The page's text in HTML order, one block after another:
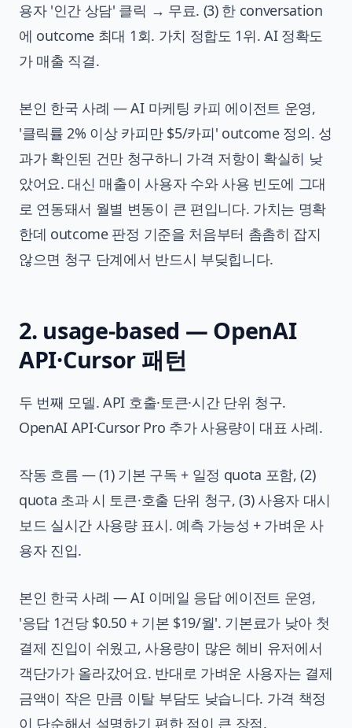
용자 '인간 상담' 클릭 → 무료. (3) 한 conversation
에 outcome 최대 1회. 가치 정합도 1위. AI 정확도
가 매출 직결.
본인 한국 사례 — AI 마케팅 카피 에이전트 운영,
'클릭률 2% 이상 카피만 $5/카피' outcome 정의. 성
과가 확인된 건만 청구하니 가격 저항이 확실히 낮
았어요. 대신 매출이 사용자 수와 사용 빈도에 그대
로 연동돼서 월별 변동이 큰 편입니다. 가치는 명확
한데 outcome 판정 기준을 처음부터 촘촘히 잡지
않으면 청구 단계에서 반드시 부딪힙니다.
2. usage-based — OpenAI
API·Cursor 패턴
두 번째 모델. API 호출·토큰·시간 단위 청구.
OpenAI API·Cursor Pro 추가 사용량이 대표 사례.
작동 흐름 — (1) 기본 구독 + 일정 quota 포함, (2)
quota 초과 시 토큰·호출 단위 청구, (3) 사용자 대시
보드 실시간 사용량 표시. 예측 가능성 + 가벼운 사
용자 진입.
본인 한국 사례 — AI 이메일 응답 에이전트 운영,
'응답 1건당 $0.50 + 기본 $19/월'. 기본료가 낮아 첫
결제 진입이 쉬웠고, 사용량이 많은 헤비 유저에서
객단가가 올라갔어요. 반대로 가벼운 사용자는 결제
금액이 작은 만큼 이탈 부담도 낮습니다. 가격 책정
이 단순해서 설명하기 편한 점이 큰 장점.